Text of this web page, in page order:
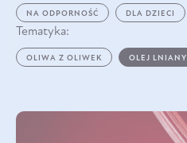
NA ODPORNOŚĆ DLA DZIECI
Tematyka:
OLIWA Z OLIWEK OLEJ LNIANY